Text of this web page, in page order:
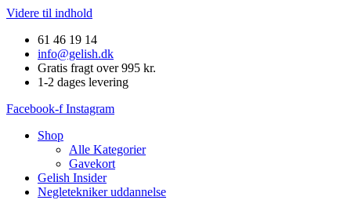
Videre til indhold
61 46 19 14
info@gelish.dk
Gratis fragt over 995 kr.
1-2 dages levering
Facebook-f Instagram
Shop
Alle Kategorier
Gavekort
Gelish Insider
Negletekniker uddannelse